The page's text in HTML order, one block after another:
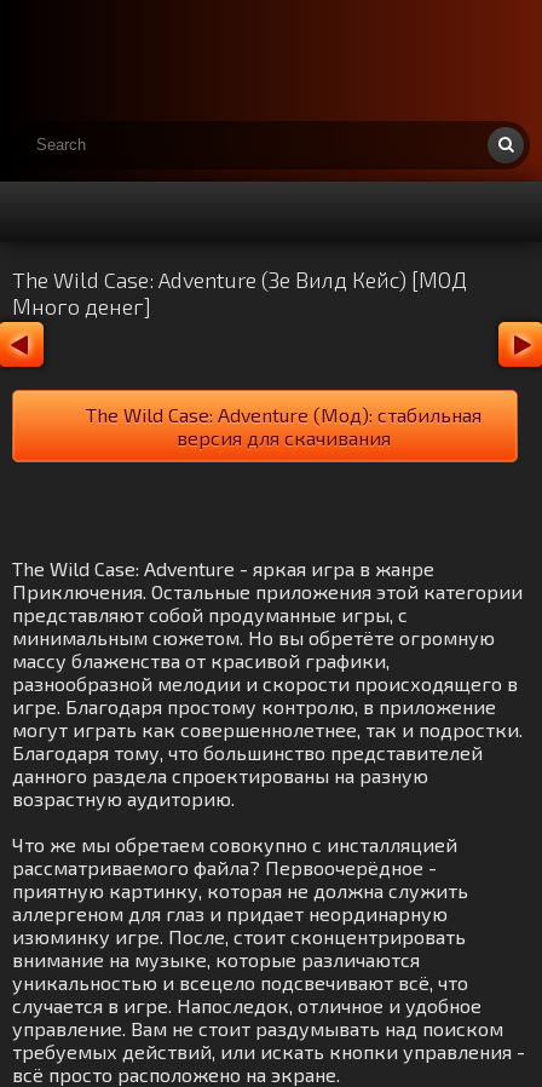
The Wild Case: Adventure (Зе Вилд Кейс) [МОД
Много денег]
The Wild Case: Adventure (Мод): стабильная
версия для скачивания
The Wild Case: Adventure - яркая игра в жанре
Приключения. Остальные приложения этой категории
представляют собой продуманные игры, с
минимальным сюжетом. Но вы обретёте огромную
массу блаженства от красивой графики,
разнообразной мелодии и скорости происходящего в
игре. Благодаря простому контролю, в приложение
могут играть как совершеннолетнее, так и подростки.
Благодаря тому, что большинство представителей
данного раздела спроектированы на разную
возрастную аудиторию.
Что же мы обретаем совокупно с инсталляцией
рассматриваемого файла? Первоочерёдное -
приятную картинку, которая не должна служить
аллергеном для глаз и придает неординарную
изюминку игре. После, стоит сконцентрировать
внимание на музыке, которые различаются
уникальностью и всецело подсвечивают всё, что
случается в игре. Напоследок, отличное и удобное
управление. Вам не стоит раздумывать над поиском
требуемых действий, или искать кнопки управления -
всё просто расположено на экране.